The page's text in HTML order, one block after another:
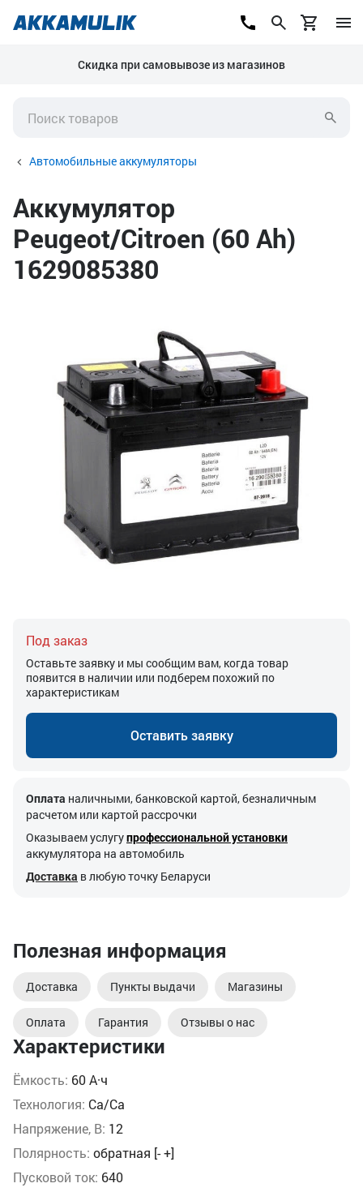
Скидка при самовывозе из магазинов
Автомобильные аккумуляторы
Аккумулятор
Peugeot/Citroen (60 Ah)
1629085380
Характеристики
Ёмкость: 60 А·ч
Технология: Ca/Ca
Напряжение, В: 12
Полярность: обратная [- +]
Пусковой ток: 640
Под заказ
Оставьте заявку и мы сообщим вам, когда товар
появится в наличии или подберем похожий по
характеристикам
Оставить заявку
Оплата наличными, банковской картой, безналичным
расчетом или картой рассрочки
Оказываем услугупрофессиональной установки
аккумулятора на автомобиль
Доставка в любую точку Беларуси
Полезная информация
Доставка Пункты выдачи Магазины
Оплата Гарантия Отзывы о нас